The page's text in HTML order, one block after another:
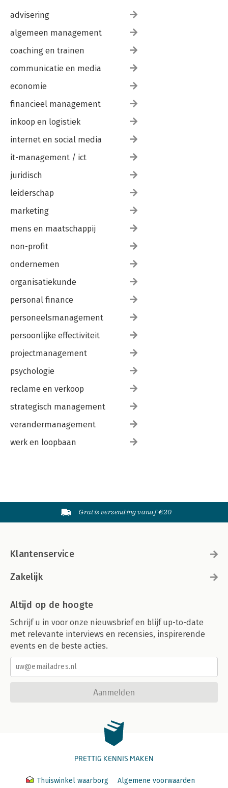
advisering
algemeen management
coaching en trainen
communicatie en media
economie
financieel management
inkoop en logistiek
internet en social media
it-management / ict
juridisch
leiderschap
marketing
mens en maatschappij
non-profit
ondernemen
organisatiekunde
personal finance
personeelsmanagement
persoonlijke effectiviteit
projectmanagement
psychologie
reclame en verkoop
strategisch management
verandermanagement
werk en loopbaan
Gratis verzending vanaf €20
Klantenservice
Zakelijk
Altijd op de hoogte
Schrijf u in voor onze nieuwsbrief en blijf up-to-date
met relevante interviews en recensies, inspirerende
events en de beste acties.
Aanmelden
PRETTIG KENNIS MAKEN
Thuiswinkel waarborg Algemene voorwaarden